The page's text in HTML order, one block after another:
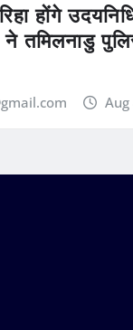
होंगे
ने तमिलनाडु